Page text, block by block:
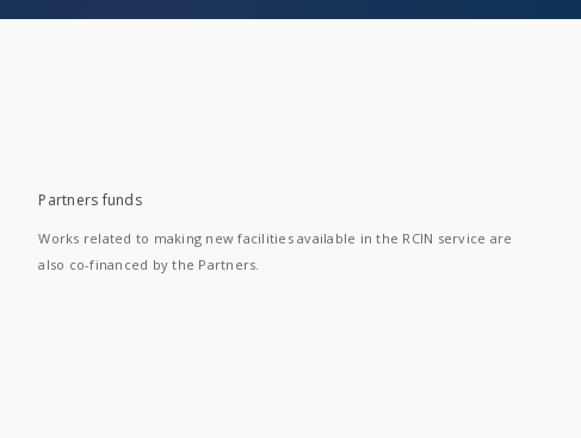
Partners funds
Works related to making new facilities available in the RCIN service are
also co-financed by the Partners.